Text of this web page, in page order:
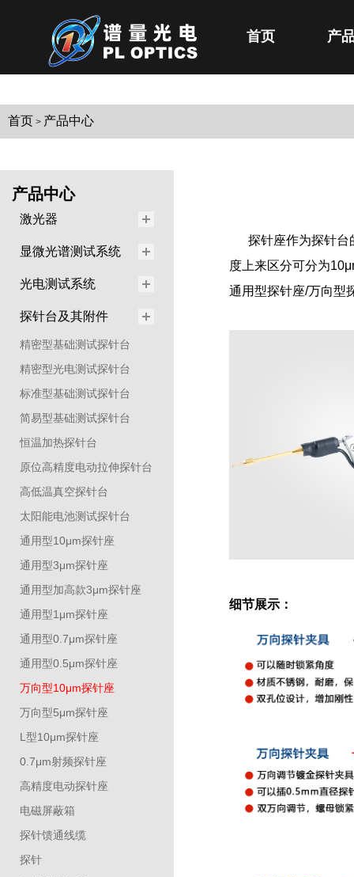
首页 产
首页 > 产品中心
产品中心
激光器
显微光谱测试系统
光电测试系统
探针台及其附件
精密型基础测试探针台
精密型光电测试探针台
标准型基础测试探针台
简易型基础测试探针台
恒温加热探针台
原位高精度电动拉伸探针台
高低温真空探针台
太阳能电池测试探针台
通用型10μm探针座
通用型3μm探针座
通用型加高款3μm探针座
通用型1μm探针座
通用型0.7μm探针座
通用型0.5μm探针座
万向型10μm探针座
万向型5μm探针座
L型10μm探针座
0.7μm射频探针座
高精度电动探针座
电磁屏蔽箱
探针馈通线缆
探针
探针座作为探针台
度上来区分可分为
通用型探针座/万向型
细节展示：